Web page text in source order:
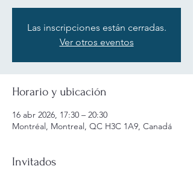
Las inscripciones están cerradas.
Ver otros eventos
Horario y ubicación
16 abr 2026, 17:30 – 20:30
Montréal, Montreal, QC H3C 1A9, Canadá
Invitados